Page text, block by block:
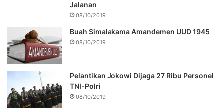
Jalanan
08/10/2019
Buah Simalakama Amandemen UUD 1945
08/10/2019
Pelantikan Jokowi Dijaga 27 Ribu Personel
TNI-Polri
08/10/2019